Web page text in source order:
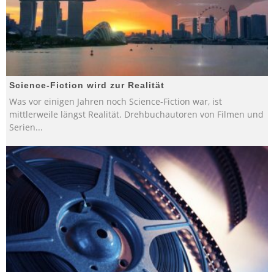
Science-Fiction wird zur Realität
Was vor einigen Jahren noch Science-Fiction war, ist
mittlerweile längst Realität. Drehbuchautoren von Filmen und
Serien...